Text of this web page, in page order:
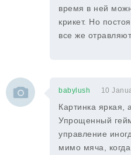
время в ней
крикет. Но
все же
babylush 10
Картинка яркая,
Упрощенный
управление
мимо мяча,